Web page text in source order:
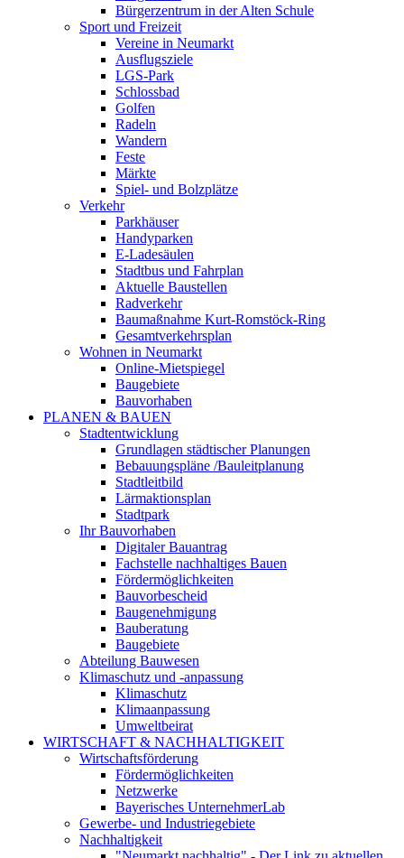
Bürgerzentrum in der Alten Schule
Sport und Freizeit
Vereine in Neumarkt
Ausflugsziele
LGS-Park
Schlossbad
Golfen
Radeln
Wandern
Feste
Märkte
Spiel- und Bolzplätze
Verkehr
Parkhäuser
Handyparken
E-Ladesäulen
Stadtbus und Fahrplan
Aktuelle Baustellen
Radverkehr
Baumaßnahme Kurt-Romstöck-Ring
Gesamtverkehrsplan
Wohnen in Neumarkt
Online-Mietspiegel
Baugebiete
Bauvorhaben
PLANEN & BAUEN
Stadtentwicklung
Grundlagen städtischer Planungen
Bebauungspläne /Bauleitplanung
Stadtleitbild
Lärmaktionsplan
Stadtpark
Ihr Bauvorhaben
Digitaler Bauantrag
Fachstelle nachhaltiges Bauen
Fördermöglichkeiten
Bauvorbescheid
Baugenehmigung
Bauberatung
Baugebiete
Abteilung Bauwesen
Klimaschutz und -anpassung
Klimaschutz
Klimaanpassung
Umweltbeirat
WIRTSCHAFT & NACHHALTIGKEIT
Wirtschaftsförderung
Fördermöglichkeiten
Netzwerke
Bayerisches UnternehmerLab
Gewerbe- und Industriegebiete
Nachhaltigkeit